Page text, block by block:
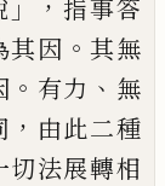
」， 指事答
其因 。其無
。 有力 、 無
， 由此二種
切法展轉相